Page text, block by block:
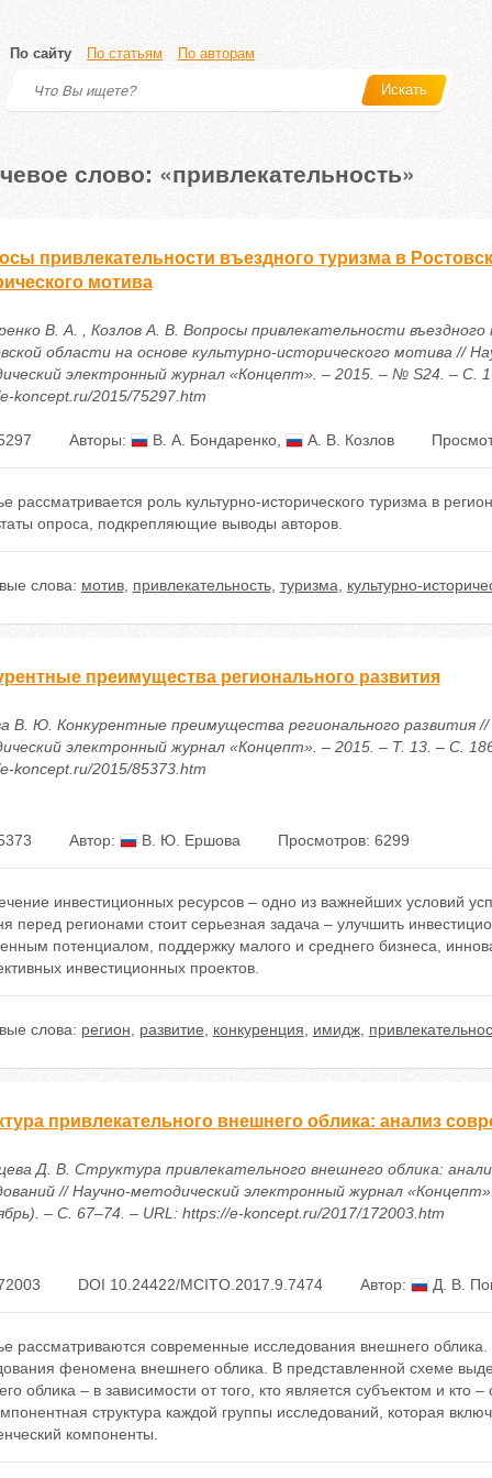
По сайту По статьям По авторам
Искать
слово: «привлекательность»
привлекательности въездного туризма в
мотива
В. А. , Козлов А. В. Вопросы привлекательности въездного
области на основе культурно-исторического мотива //
электронный журнал «Концепт». – 2015. – № S24. – С.
koncept.ru/2015/75297.htm
Авторы: В. А. Бондаренко, А. В. Козлов
рассматривается роль культурно-исторического туризма в
опроса, подкрепляющие выводы авторов.
слова: мотив, привлекательность, туризма культурно-
преимущества регионального развития
В. Ю. Конкурентные преимущества регионального развития //
электронный журнал «Концепт». – 2015. – Т. 13. – С.
koncept.ru/2015/85373.htm
Автор: В. Ю. Ершова Просмотров: 6299
инвестиционных ресурсов – одно из важнейших условий
перед регионами стоит серьезная задача – улучшить
потенциалом, поддержку малого и среднего бизнеса,
инвестиционных проектов.
слова: регион развитие конкуренция имидж,
привлекательного внешнего облика: анализ
Д. В. Структура привлекательного внешнего облика:
// Научно-методический электронный журнал
– С. 67–74. – URL: https://e-koncept.ru/2017/172003.htm
DOI 10.24422/MCITO.2017.9.7474 Автор: Д. В.
рассматриваются современные исследования внешнего
феномена внешнего облика. В представленной схеме
облика – в зависимости от того, кто является субъектом и кто
структура каждой группы исследований, которая
компоненты.